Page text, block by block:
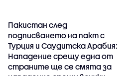
Пакистан след
подписването на пакт с
Турция и Саудитска Арабия:
Нападение срещу една от
страните ще се смята за